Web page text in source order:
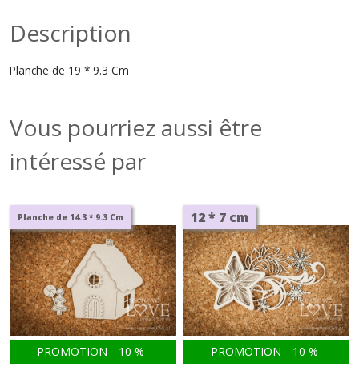
Description
Planche de 19 * 9.3 Cm
Vous pourriez aussi être
intéressé par
Planche de 14.3 * 9.3 Cm
PROMOTION - 10 %
12 * 7 cm
PROMOTION - 10 %